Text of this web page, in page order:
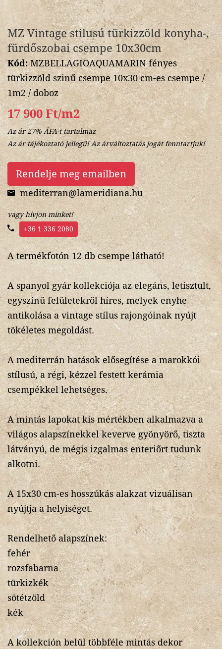
MZ Vintage stilusú türkizzöld konyha-,
fürdőszobai csempe 10x30cm
Kód:MZBELLAGIOAQUAMARIN fényes
türkizzöld szinű csempe 10x30 cm-es csempe /
1m2 / doboz
17 900 Ft/m2
Az ár 27% ÁFA-t tartalmaz
Az ár tájékoztató jellegű! Az árváltoztatás jogát fenntartjuk!
Rendelje meg emailben
mediterran@lameridiana.hu
vagy hívjon minket!
+36 1 336 2080
A termékfotón 12 db csempe látható!
A spanyol gyár kollekciója az elegáns, letisztult,
egyszínű felületekről híres, melyek enyhe
antikolása a vintage stílus rajongóinak nyújt
tökéletes megoldást.
A mediterrán hatások elősegítése a marokkói
stílusú, a régi, kézzel festett kerámia
csempékkel lehetséges.
A mintás lapokat kis mértékben alkalmazva a
világos alapszínekkel keverve gyönyörő, tiszta
látványú, de mégis izgalmas enteriőrt tudunk
alkotni.
A 15x30 cm-es hosszúkás alakzat vizuálisan
nyújtja a helyiséget.
Rendelhető alapszínek:
fehér
rozsfabarna
türkizkék
sötétzöld
kék
A kollekción belül többféle mintás dekor